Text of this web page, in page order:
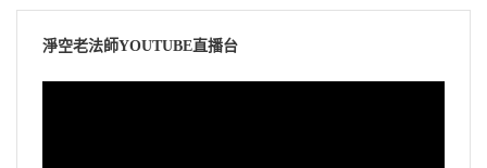
淨空老法師YOUTUBE直播台